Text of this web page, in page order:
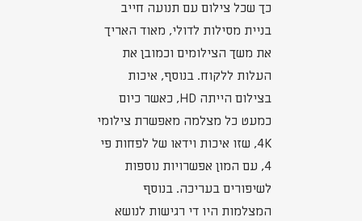
כך שכל צילום עם תנועה חייב
בניית מסילות לדולי, מאוד האריך
את משך הצילומים וכמובן את
העלות ללקוח. בנוסף, איכות
בצילום הייתה HD, כאשר כיום
כמעט כל מצלמה מאפשרת צילומי
4K, שזו איכות וידאו של לפחות פי
4, עם המון אפשרויות נוספות
לשיפורים בעריכה. בנוסף
המצלמות היו די רגישות לנושא